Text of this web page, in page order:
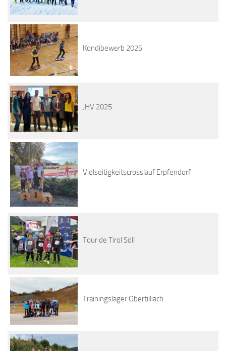
Kondibewerb 2025
JHV 2025
Vielseitigkeitscrosslauf Erpfendorf
Tour de Tirol Söll
Trainingslager Obertilliach